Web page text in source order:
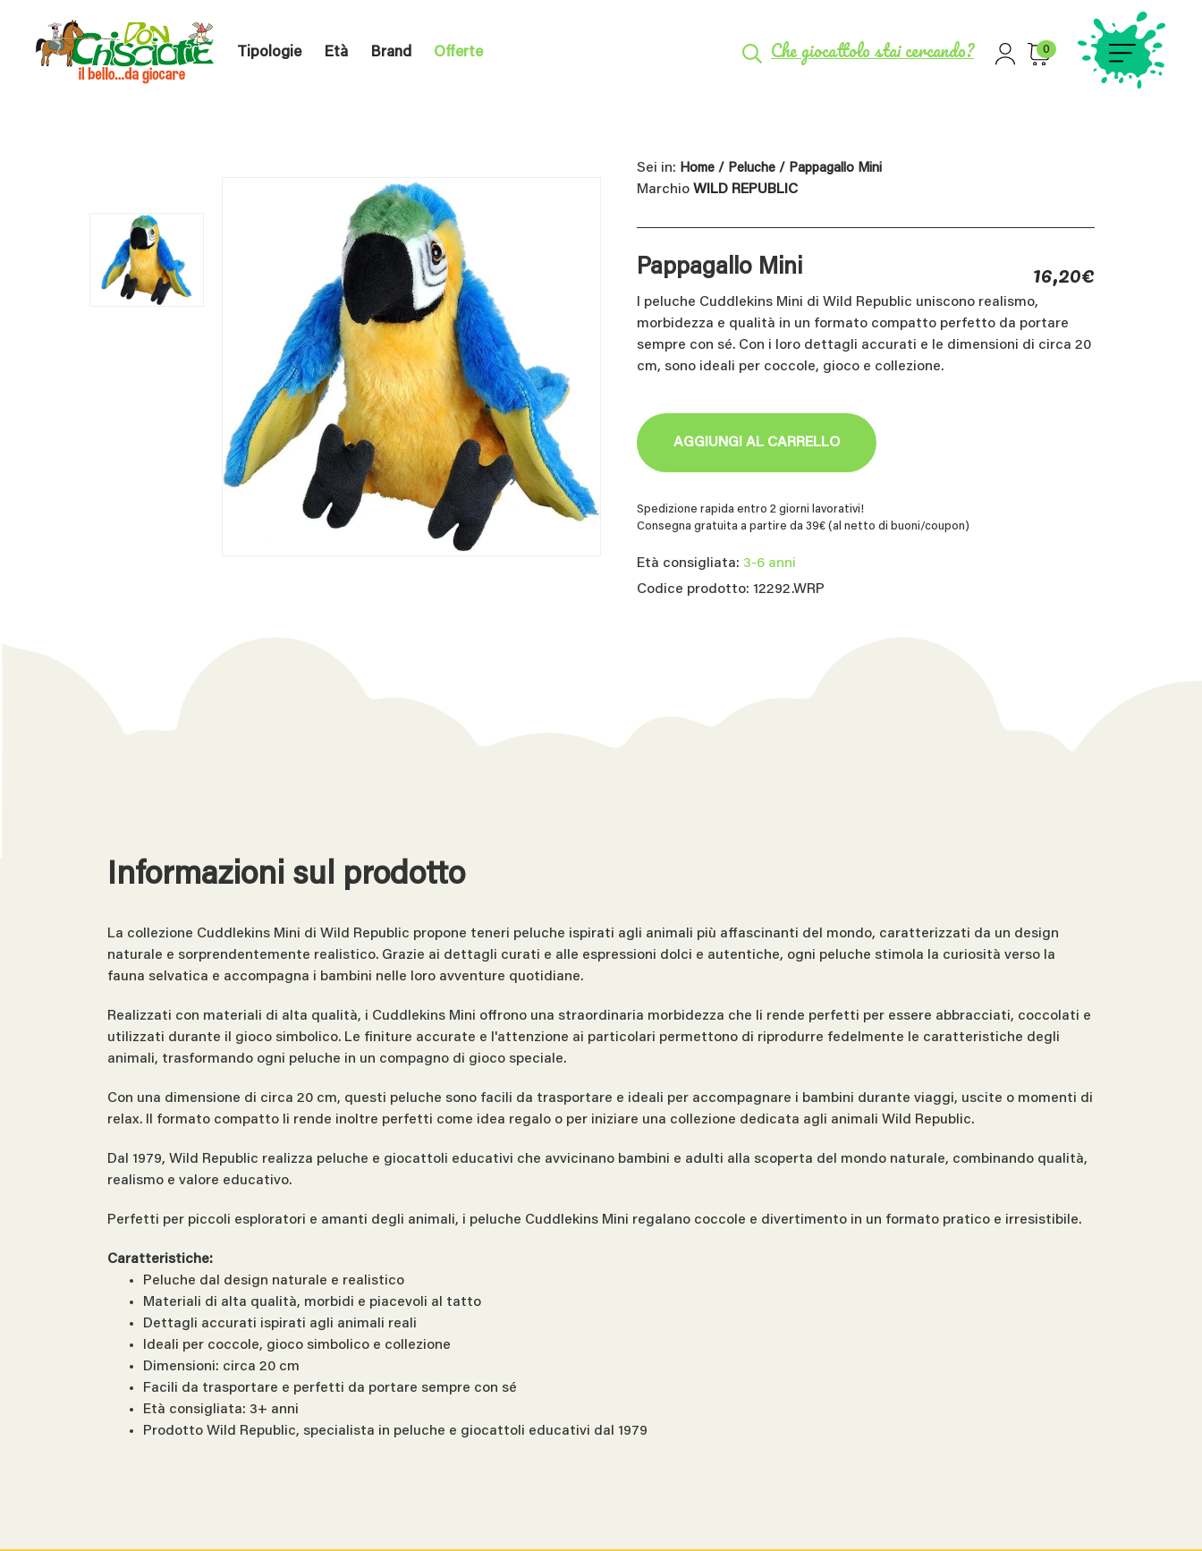
Tipologie Età Brand Offerte Che giocattolo stai cercando? 0
Sei in: Home / Peluche / Pappagallo Mini
Marchio WILD REPUBLIC
Pappagallo Mini 16,20€
I peluche Cuddlekins Mini di Wild Republic uniscono realismo,
morbidezza e qualità in un formato compatto perfetto da portare
sempre con sé. Con i loro dettagli accurati e le dimensioni di circa 20
cm, sono ideali per coccole, gioco e collezione.
AGGIUNGI AL CARRELLO
Spedizione rapida entro 2 giorni lavorativi!
Consegna gratuita a partire da 39€ (al netto di buoni/coupon)
Età consigliata: 3-6 anni
Codice prodotto: 12292.WRP
Informazioni sul prodotto
La collezione Cuddlekins Mini di Wild Republic propone teneri peluche ispirati agli animali più affascinanti del mondo, caratterizzati da un design
naturale e sorprendentemente realistico. Grazie ai dettagli curati e alle espressioni dolci e autentiche, ogni peluche stimola la curiosità verso la
fauna selvatica e accompagna i bambini nelle loro avventure quotidiane.
Realizzati con materiali di alta qualità, i Cuddlekins Mini offrono una straordinaria morbidezza che li rende perfetti per essere abbracciati, coccolati e
utilizzati durante il gioco simbolico. Le finiture accurate e l'attenzione ai particolari permettono di riprodurre fedelmente le caratteristiche degli
animali, trasformando ogni peluche in un compagno di gioco speciale.
Con una dimensione di circa 20 cm, questi peluche sono facili da trasportare e ideali per accompagnare i bambini durante viaggi, uscite o momenti di
relax. Il formato compatto li rende inoltre perfetti come idea regalo o per iniziare una collezione dedicata agli animali Wild Republic.
Dal 1979, Wild Republic realizza peluche e giocattoli educativi che avvicinano bambini e adulti alla scoperta del mondo naturale, combinando qualità,
realismo e valore educativo.
Perfetti per piccoli esploratori e amanti degli animali, i peluche Cuddlekins Mini regalano coccole e divertimento in un formato pratico e irresistibile.
Caratteristiche:
Peluche dal design naturale e realistico
Materiali di alta qualità, morbidi e piacevoli al tatto
Dettagli accurati ispirati agli animali reali
Ideali per coccole, gioco simbolico e collezione
Dimensioni: circa 20 cm
Facili da trasportare e perfetti da portare sempre con sé
Età consigliata: 3+ anni
Prodotto Wild Republic, specialista in peluche e giocattoli educativi dal 1979